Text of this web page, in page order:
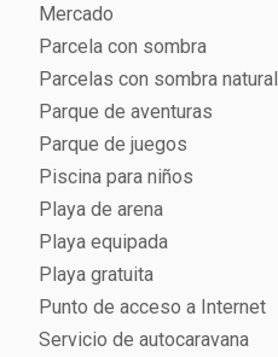
Mercado
Parcela con sombra
Parcelas con sombra natural
Parque de aventuras
Parque de juegos
Piscina para niños
Playa de arena
Playa equipada
Playa gratuita
Punto de acceso a Internet
Servicio de autocaravana